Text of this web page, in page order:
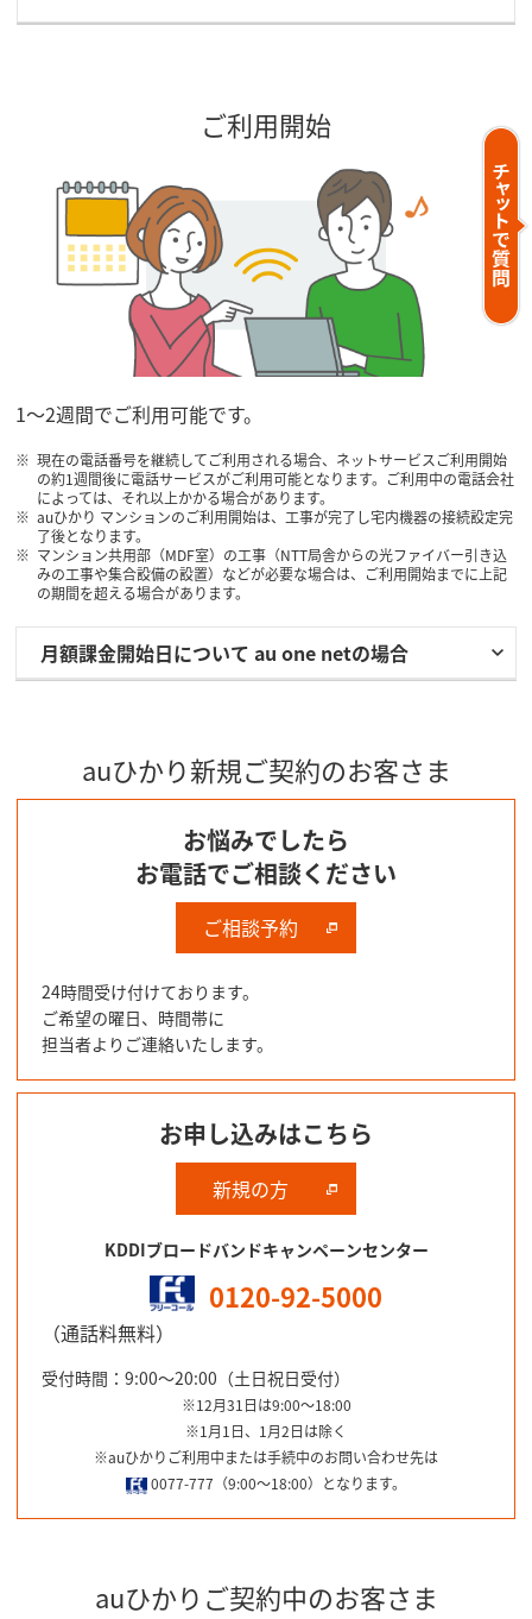
ご利用開始
1～2週間でご利用可能です。
現在の電話番号を継続してご利用される場合、ネットサービスご利用開始
の約1週間後に電話サービスがご利用可能となります。ご利用中の電話会社
によっては、それ以上かかる場合があります。
auひかり マンションのご利用開始は、工事が完了し宅内機器の接続設定完
了後となります。
マンション共用部（MDF室）の工事（NTT局舎からの光ファイバー引き込
みの工事や集合設備の設置）などが必要な場合は、ご利用開始までに上記
の期間を超える場合があります。
月額課金開始日について au one netの場合
auひかり新規ご契約のお客さま
お悩みでしたら
お電話でご相談ください
ご相談予約
24時間受け付けております。
ご希望の曜日、時間帯に
担当者よりご連絡いたします。
お申し込みはこちら
新規の方
KDDIブロードバンドキャンペーンセンター
0120-92-5000
（通話料無料）
受付時間：9:00～20:00（土日祝日受付）
※12月31日は9:00～18:00
※1月1日、1月2日は除く
※auひかりご利用中または手続中のお問い合わせ先は
0077-777（9:00～18:00）となります。
auひかりご契約中のお客さま